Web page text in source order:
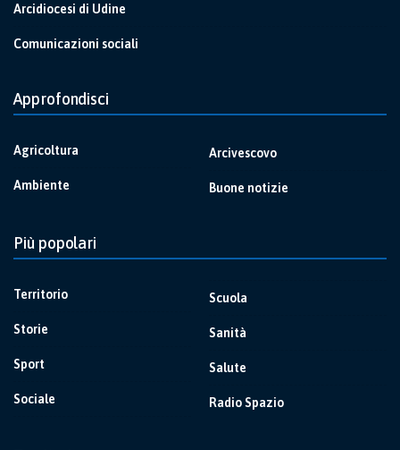
Arcidiocesi di Udine
Comunicazioni sociali
Approfondisci
Agricoltura
Ambiente
Arcivescovo
Buone notizie
Più popolari
Territorio
Storie
Sport
Sociale
Scuola
Sanità
Salute
Radio Spazio